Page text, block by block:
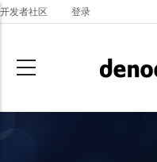
Skip to main content
开发者社区 登录